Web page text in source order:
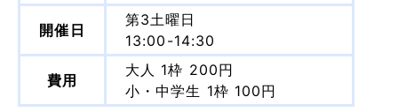
開催日
第3土曜日
13:00-14:30
費用
大人 1枠 200円
小・中学生 1枠 100円